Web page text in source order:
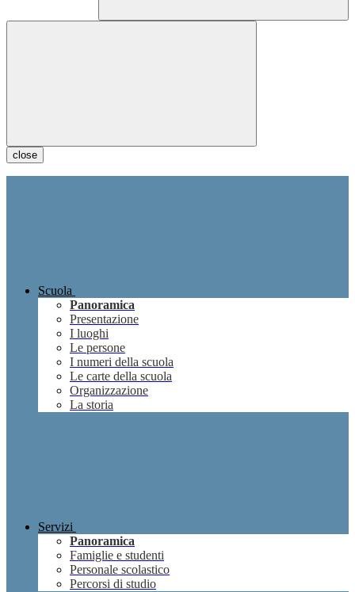
close
Scuola
Panoramica
Presentazione
I luoghi
Le persone
I numeri della scuola
Le carte della scuola
Organizzazione
La storia
Servizi
Panoramica
Famiglie e studenti
Personale scolastico
Percorsi di studio